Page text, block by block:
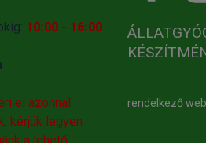
10:00 - 16:00
el azonnal
kérjük legyen
rendelkező